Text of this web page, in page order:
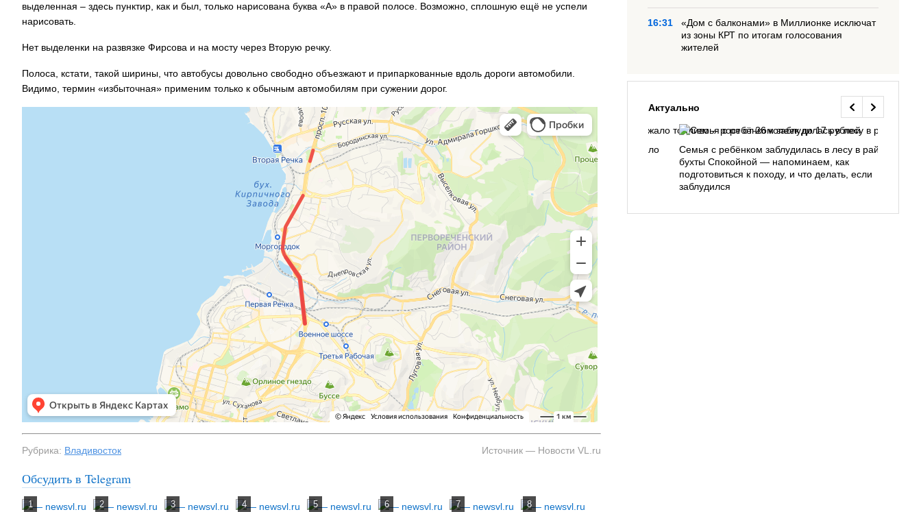
выделенная – здесь пунктир, как и был, только нарисована буква «А» в правой полосе. Возможно, сплошную ещё не успели
нарисовать.
Нет выделенки на развязке Фирсова и на мосту через Вторую речку.
Полоса, кстати, такой ширины, что автобусы довольно свободно объезжают и припаркованные вдоль дороги автомобили.
Видимо, термин «избыточная» применим только к обычным автомобилям при сужении дорог.
Рубрика: Владивосток Источник — Новости VL.ru
Обсудить в Telegram
16:31
«Дом с балконами» в Миллионке исключат
из зоны КРТ по итогам голосования
жителей
Актуально
На заправках Владивостока снова подорожало
топливо – рост от 26 копеек до 17 рублей
Семья с ребёнком заблудилась в лесу в районе
бухты Спокойной — напоминаем, как
подготовиться к походу, и что делать, если
заблудился